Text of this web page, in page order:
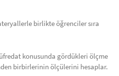
birlikte öğrenciler sıra
konusunda gördükleri ölçme
birbirlerinin ölçülerini hesaplar.